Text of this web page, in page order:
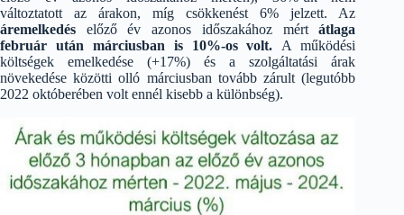
változtatott az árakon, míg csökkenést 6% jelzett. Az
áremelkedés előző év azonos időszakához mértátlaga
február után márciusban is 10%-os volt. A működési
költségek emelkedése (+17%) és a szolgáltatási árak
növekedése közötti olló márciusban tovább zárult (legutóbb
2022 októberében volt ennél kisebb a különbség).